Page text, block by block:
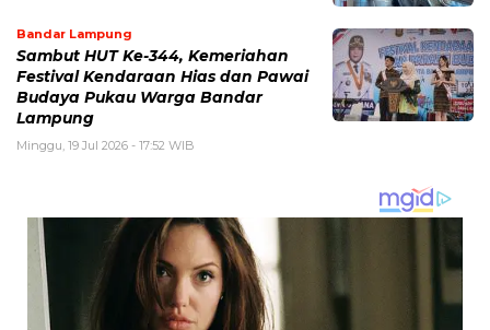
Bandar Lampung
Sambut HUT Ke-344, Kemeriahan
Festival Kendaraan Hias dan Pawai
Budaya Pukau Warga Bandar
Lampung
Minggu, 19 Jul 2026 - 17:52 WIB